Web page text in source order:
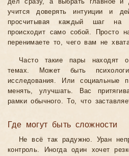
дел сразу, а выбрать главное и
учится доверять интуиции и
просчитывая каждый шаг
происходит само собой. Просто
перенимаете то, чего вам не
Часто такие пары находят
темах. Может быть
исследования. Или социальные
менять, улучшать. Вас
рамки обычного. То, что
Где могут быть сложности
Не всё так радужно. Уран
контроль. Иногда один хочет